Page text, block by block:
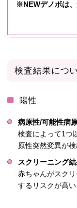
※NEWデノボは、
検査結果につ
陽性
病原性/可能性病
検査によって1つ
原性突然変異が
スクリーニング
赤ちゃんがスク
するリスクが高い